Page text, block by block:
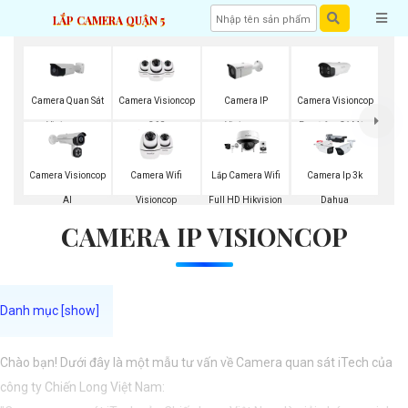
LẮP CAMERA QUẬN 5
Camera Quan Sát
Visioncop
Camera Visioncop
360
Camera IP
Visioncop
Camera Visioncop
Ban Đêm Có Màu
Camera Visioncop
Al
Camera Wifi
Visioncop
Lắp Camera Wifi
Full HD Hikvision
Camera Ip 3k
Dahua
CAMERA IP VISIONCOP
Chào bạn! Dưới đây là một mẫu tư vấn về Camera quan sát iTech của
công ty Chiến Long Việt Nam: